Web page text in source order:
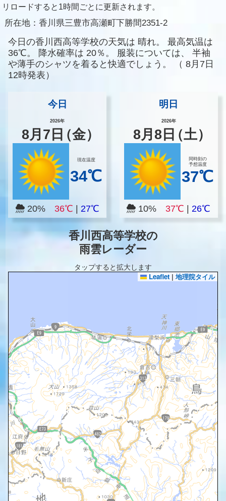
リロードすると1時間ごとに更新されます。
所在地： 香川県三豊市高瀬町下勝間2351-2
今日の香川西高等学校の天気は 晴れ。
最高気温は
36℃。
降水確率は 20％。 服装については、
半袖
や薄手のシャツを着ると快適でしょう。
（ 8月7日
12時発表）
今日
2026年
8月 7 日（金）
現在温度
34℃
20% 36℃ 27℃
明日
2026年
8月8 日（土）
同時刻の
予想温度
37℃
10%37℃ |26℃
香川西高等学校の
雨雲レーダー
タップすると拡大します
Leaflet | 地理院タイル